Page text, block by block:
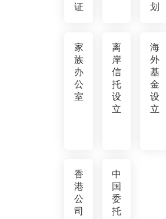
证
划
家
族
办
公
室
离
岸
信
托
设
立
海
外
基
金
设
立
香
港
公
司
中
国
委
托